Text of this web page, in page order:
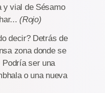
y vial de Sésamo
(Rojo)
decir? Detrás de
zona donde se
Podría ser una
o una nueva